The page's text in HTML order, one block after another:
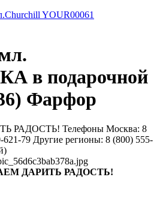
Churchill YOUR00061
в подарочной
Фарфор
Телефоны Москва: 8
621-79 Другие регионы: 8 (800) 555-
ДАРИТЬ РАДОСТЬ!